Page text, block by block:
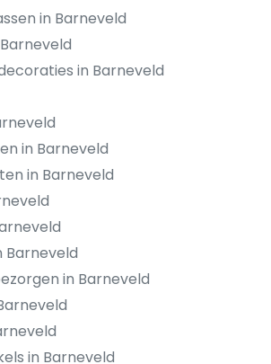
in Barneveld
in Barneveld
in Barneveld
in Barneveld
Barneveld
in Barneveld
in Barneveld